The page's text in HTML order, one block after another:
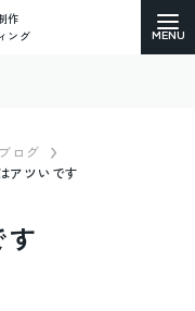
作
ング
ログ
アツいです
す